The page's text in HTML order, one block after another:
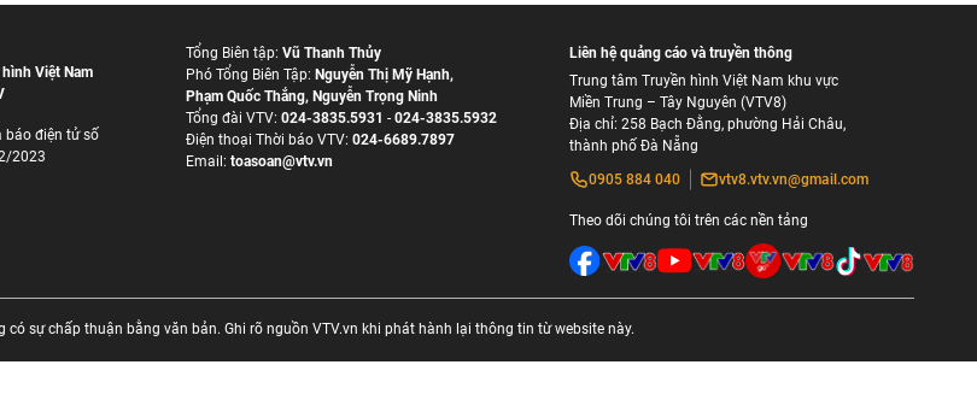
Việt Nam
báo điện tử số
2023
Tổng Biên tập: Vũ Thanh Thủy
Phó Tổng Biên Tập: Nguyễn Thị Mỹ Hạnh,
Phạm Quốc Thắng, Nguyễn Trọng Ninh
Tổng đài VTV: 024-3835.5931 - 024-3835.5932
Ðiện thoại Thời báo VTV: 024-6689.7897
Email: toasoan@vtv.vn
Liên hệ quảng cáo và truyền thông
Trung tâm Truyền hình Việt Nam khu vực
Miền Trung – Tây Nguyên (VTV8)
Địa chỉ: 258 Bạch Đằng, phường Hải Châu,
thành phố Đà Nẵng
0905 884 040
vtv8.vtv.vn@gmail.com
Theo dõi chúng tôi trên các nền tảng
sự chấp thuận bằng văn bản. Ghi rõ nguồn VTV.vn khi phát hành lại thông tin từ website này.